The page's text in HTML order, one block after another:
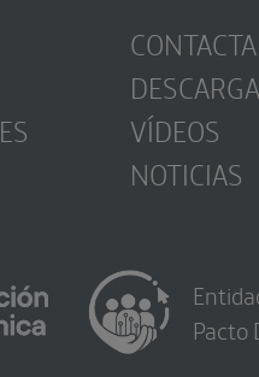
CONTACTA
VÍDEOS
NOTICIAS
Pacto